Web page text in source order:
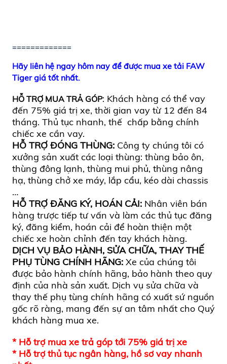
=============
Hãy liên hệ ngay hôm nay để được mua xe tải FAW
Tiger giá tốt nhất.
HỖ TRỢ MUA TRẢ GÓP: Khách hàng có thể vay
đến 75% giá trị xe, thời gian vay từ 12 đến 84
tháng. Thủ tục nhanh, thế chấp bằng chính
chiếc xe cần vay.
HỖ TRỢ ĐÓNG THÙNG: Công ty chúng tôi có
xưởng sản xuất các loại thùng: thùng bảo ôn,
thùng đông lạnh, thùng mui phủ, thùng nâng
hạ, thùng chở xe máy, lắp cẩu, kéo dài chassis
…
HỖ TRỢ ĐĂNG KÝ, HOÁN CẢI: Nhân viên bán
hàng trược tiếp tư vấn và làm các thủ tục đăng
ký, đăng kiểm, hoán cải để hoàn thiện một
chiếc xe hoàn chỉnh đến tay khách hàng.
DỊCH VỤ BẢO HÀNH, SỬA CHỮA, THAY THẾ
PHỤ TÙNG CHÍNH HÃNG: Xe của chúng tôi
được bảo hành chính hãng, bảo hành theo quy
định của nhà sản xuất. Dịch vụ sửa chữa và
thay thế phụ tùng chính hãng có xuất sứ nguồn
gốc rõ ràng, mang đến sự an tâm nhất cho Quý
khách hàng mua xe.
* Hỗ trợ mua xe trả góp tới 75% giá trị xe
* Hỗ trợ thủ tục ngân hàng, hồ sơ vay nhanh